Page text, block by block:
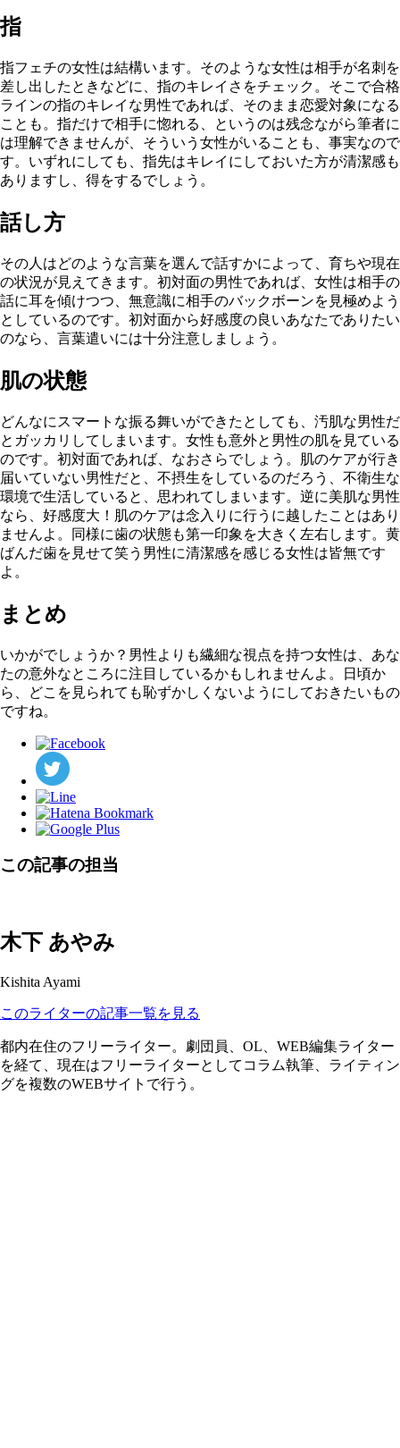
指
指フェチの女性は結構います。そのような女性は相手が名刺を
差し出したときなどに、指のキレイさをチェック。そこで合格
ラインの指のキレイな男性であれば、そのまま恋愛対象になる
ことも。指だけで相手に惚れる、というのは残念ながら筆者に
は理解できませんが、そういう女性がいることも、事実なので
す。いずれにしても、指先はキレイにしておいた方が清潔感も
ありますし、得をするでしょう。
話し方
その人はどのような言葉を選んで話すかによって、育ちや現在
の状況が見えてきます。初対面の男性であれば、女性は相手の
話に耳を傾けつつ、無意識に相手のバックボーンを見極めよう
としているのです。初対面から好感度の良いあなたでありたい
のなら、言葉遣いには十分注意しましょう。
肌の状態
どんなにスマートな振る舞いができたとしても、汚肌な男性だ
とガッカリしてしまいます。女性も意外と男性の肌を見ている
のです。初対面であれば、なおさらでしょう。肌のケアが行き
届いていない男性だと、不摂生をしているのだろう、不衛生な
環境で生活していると、思われてしまいます。逆に美肌な男性
なら、好感度大！肌のケアは念入りに行うに越したことはあり
ませんよ。同様に歯の状態も第一印象を大きく左右します。黄
ばんだ歯を見せて笑う男性に清潔感を感じる女性は皆無です
よ。
まとめ
いかがでしょうか？男性よりも繊細な視点を持つ女性は、あな
たの意外なところに注目しているかもしれませんよ。日頃か
ら、どこを見られても恥ずかしくないようにしておきたいもの
ですね。
この記事の担当
木下 あやみ
Kishita Ayami
このライターの記事一覧を見る
都内在住のフリーライター。劇団員、OL、WEB編集ライター
を経て、現在はフリーライターとしてコラム執筆、ライティン
グを複数のWEBサイトで行う。